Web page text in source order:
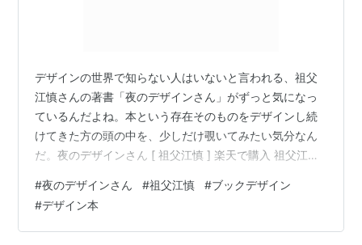
デザインの世界で知らない人はいないと言われる、祖父
江慎さんの著書「夜のデザインさん」がずっと気になっ
ているんだよね。本という存在そのものをデザインし続
けてきた方の頭の中を、少しだけ覗いてみたい気分なん
だ。夜のデザインさん [ 祖父江慎 ] 楽天で購入 祖父江慎
び方とか、他のデザイナーさんとは一味違うこだわりが
詰まっている感じがして、いつも引き込まれてしまうん
だよね。この本では、そんな彼がどのような視点で「デ
#夜のデザインさん #祖父江慎 #ブックデザイン
#デザイン本